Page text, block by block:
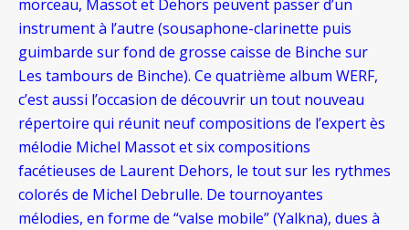
morceau, Massot et Dehors peuvent passer d’un
instrument à l’autre (sousaphone-clarinette puis
guimbarde sur fond de grosse caisse de Binche sur
Les tambours de Binche). Ce quatrième album WERF,
c’est aussi l’occasion de découvrir un tout nouveau
répertoire qui réunit neuf compositions de l’expert ès
mélodie Michel Massot et six compositions
facétieuses de Laurent Dehors, le tout sur les rythmes
colorés de Michel Debrulle. De tournoyantes
mélodies, en forme de “valse mobile” (Yalkna), dues à